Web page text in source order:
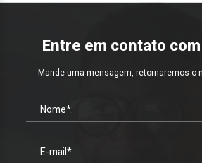
Entre em contato
Mande uma mensagem, retornaremos o